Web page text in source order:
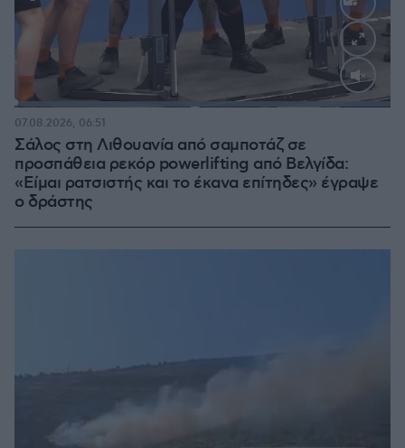
Loaded:
Σάλος στη Λιθουανία από σαμποτάζ σε
προσπάθεια ρεκόρ powerlifting από Βελγίδα:
«Είμαι ρατσιστής και το έκανα επίτηδες» έγραψε
ο δράστης
07.08.2026, 06:51